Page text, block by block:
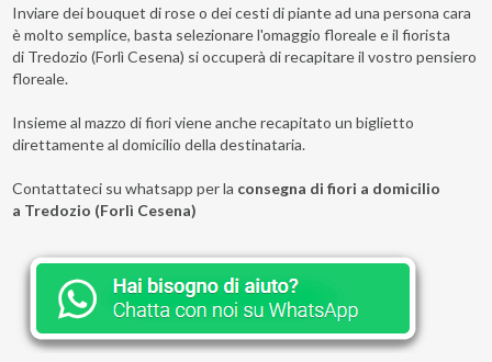
Inviare dei bouquet di rose o dei cesti di piante ad una persona cara
è molto semplice, basta selezionare l'omaggio floreale e il fiorista
di Tredozio (Forlì Cesena) si occuperà di recapitare il vostro pensiero
floreale.
Insieme al mazzo di fiori viene anche recapitato un biglietto
direttamente al domicilio della destinataria.
Contattateci su whatsapp per la consegna di fiori a domicilio
a Tredozio (Forlì Cesena)